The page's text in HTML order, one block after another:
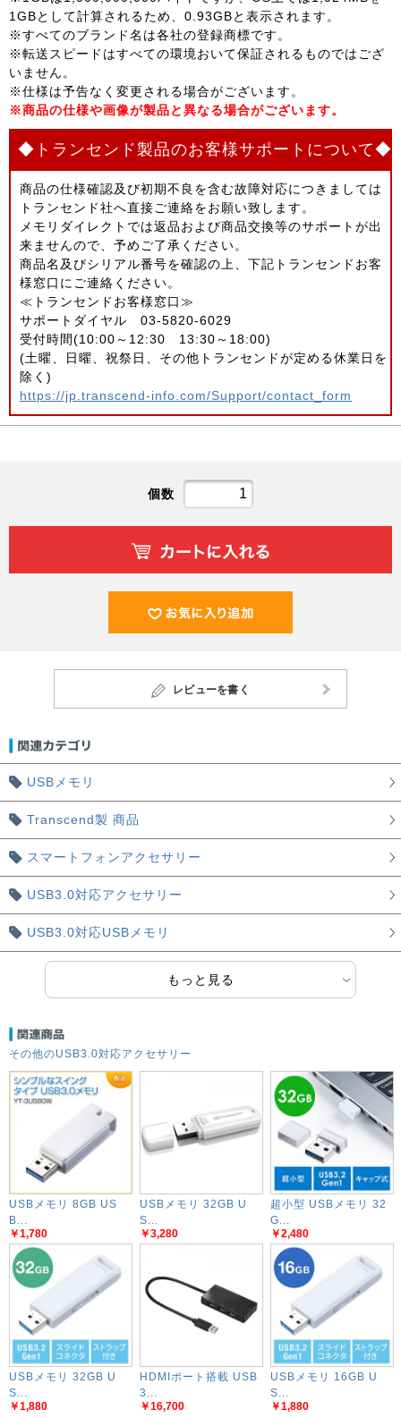
1GBとして計算されるため、0.93GBと表示されます。
※すべてのブランド名は各社の登録商標です。
※転送スピードはすべての環境おいて保証されるものではござ
いません。
※仕様は予告なく変更される場合がございます。
※商品の仕様や画像が製品と異なる場合がございます。
◆トランセンド製品のお客様サポートについて◆
商品の仕様確認及び初期不良を含む故障対応につきましては
トランセンド社へ直接ご連絡をお願い致します。
メモリダイレクトでは返品および商品交換等のサポートが出
来ませんので、予めご了承ください。
商品名及びシリアル番号を確認の上、下記トランセンドお客
様窓口にご連絡ください。
≪トランセンドお客様窓口≫
サポートダイヤル 03-5820-6029
受付時間(10:00～12:30 13:30～18:00)
(土曜、日曜、祝祭日、その他トランセンドが定める休業日を
除く)
https://jp.transcend-info.com/Support/contact_form
個数
レビューを書く
USBメモリ
Transcend製 商品
スマートフォンアクセサリー
USB3.0対応アクセサリー
USB3.0対応USBメモリ
もっと見る
その他のUSB3.0対応アクセサリー
USBメモリ 8GB US
B...
￥1,780
USBメモリ 32GB U
S...
￥3,280
超小型 USBメモリ 32
G...
￥2,480
USBメモリ 32GB U
S...
￥1,880
HDMIポート搭載 USB
3...
￥16,700
USBメモリ 16GB U
S...
￥1,880